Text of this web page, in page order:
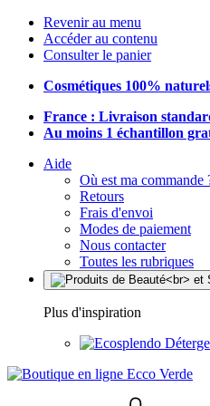
Revenir au menu
Accéder au contenu
Consulter le panier
Cosmétiques 100%
France : Livraison
Au moins 1 échantillon
Aide
Où est ma commande
Retours
Frais d'envoi
Modes de paiement
Nous contacter
Toutes les rubriques
Plus d'inspiration